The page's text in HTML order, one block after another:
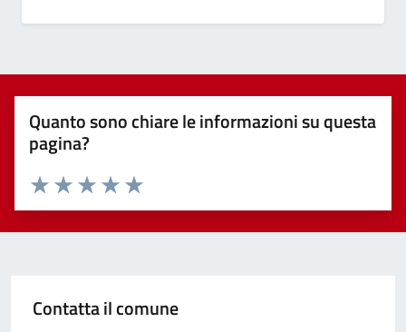
Quanto sono chiare le informazioni su questa
pagina?
Valuta 5 stelle su 5
Valuta 4 stelle su 5
Valuta 3 stelle su 5
Valuta 2 stelle su 5
Valuta 1 stelle su 5
Contatta il comune